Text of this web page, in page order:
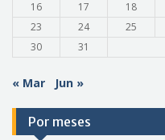
16 17 18
23
24 25
30
31
« Mar Jun »
Por meses